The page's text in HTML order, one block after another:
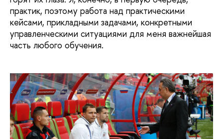
практик, поэтому работа над практическими
кейсами, прикладными задачами, конкретными
управленческими ситуациями для меня важнейшая
часть любого обучения.